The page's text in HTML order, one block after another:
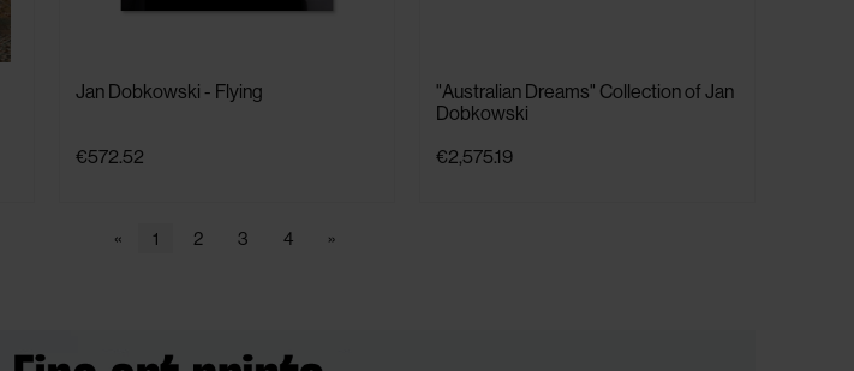
Jan Dobkowski - Flying
€572.52
"Australian Dreams" Collection of Jan
Dobkowski
€2,575.19
« 1 2 3 4 »